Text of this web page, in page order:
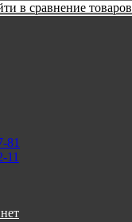
в сравнение товаров
81
11